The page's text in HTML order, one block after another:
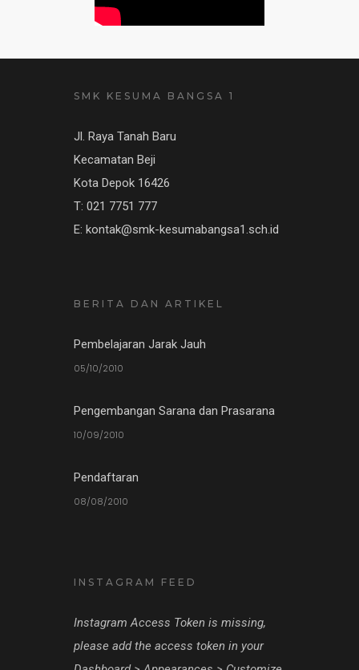
SMK KESUMA BANGSA 1
Jl. Raya Tanah Baru
Kecamatan Beji
Kota Depok 16426
T: 021 7751 777
E: kontak@smk-kesumabangsa1.sch.id
BERITA DAN ARTIKEL
Pembelajaran Jarak Jauh
05/10/2010
Pengembangan Sarana dan Prasarana
10/09/2010
Pendaftaran
08/08/2010
INSTAGRAM FEED
Instagram Access Token is missing,
please add the access token in your